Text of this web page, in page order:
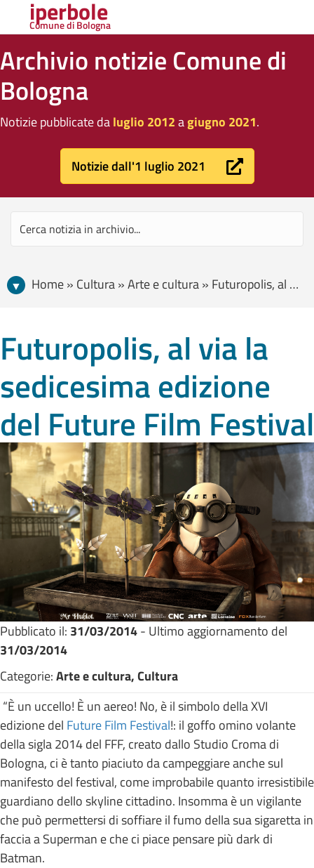
iperbole
Comune di Bologna
Archivio notizie Comune di
Bologna
Notizie pubblicate daluglio 2012agiugno 2021.
Notizie dall'1 luglio 2021
Home » Cultura » Arte e cultura » Futuropolis, al via la sedicesima edizione del Future Film Festival
Futuropolis, al via la
sedicesima edizione
del Future Film Festival
Pubblicato il: 31/03/2014- Ultimo aggiornamento del
31/03/2014
Categorie:Arte e cultura, Cultura
“È un uccello! È un aereo! No, è il simbolo della XVI
edizione del Future Film Festival!: il goffo omino volante
della sigla 2014 del FFF, creato dallo Studio Croma di
Bologna, ci è tanto piaciuto da campeggiare anche sul
manifesto del festival, come improbabile quanto irresistibile
guardiano dello skyline cittadino. Insomma è un vigilante
che può permettersi di soffiare il fumo della sua sigaretta in
faccia a Superman e che ci piace pensare più dark di
Batman.